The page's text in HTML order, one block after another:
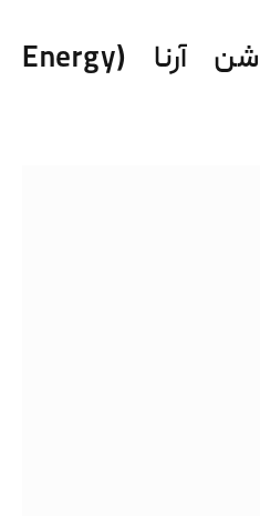
۶- انرژی سولوشن آرنا (Energy